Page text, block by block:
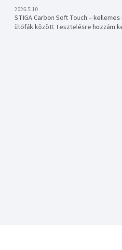
2026.5.10
STIGA Carbon Soft Touch –
ütőfák között Tesztelésre hozzám